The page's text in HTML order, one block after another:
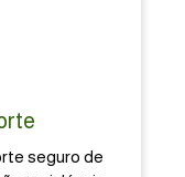
seguro de